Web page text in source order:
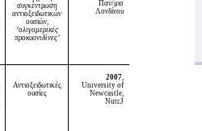
συγκέντρωση
αντιοξειδωτικών
ουσιών,
‘ολιγομερικές
προκυανιδίνες’
Παν/μιο
Λονδίνου
Αντιοξειδωτικές
ουσίες
2007,
University of
Newcastle,
Nutr.J